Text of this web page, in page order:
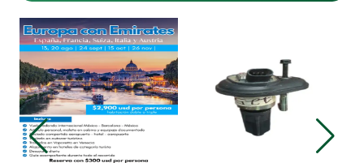
Combustibles y Lubricantes
Compresores de aire
Computadoras